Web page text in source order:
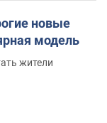
новые
модель
жители